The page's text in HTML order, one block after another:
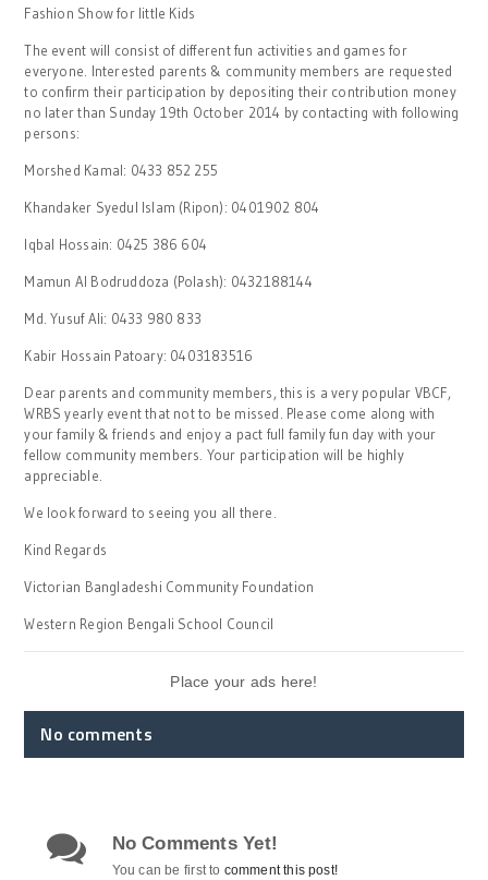
Fashion Show for little Kids
The event will consist of different fun activities and games for
everyone. Interested parents & community members are requested
to confirm their participation by depositing their contribution money
no later than Sunday 19th October 2014 by contacting with following
persons:
Morshed Kamal: 0433 852 255
Khandaker Syedul Islam (Ripon): 0401902 804
Iqbal Hossain: 0425 386 604
Mamun Al Bodruddoza (Polash): 0432188144
Md. Yusuf Ali: 0433 980 833
Kabir Hossain Patoary: 0403183516
Dear parents and community members, this is a very popular VBCF,
WRBS yearly event that not to be missed. Please come along with
your family & friends and enjoy a pact full family fun day with your
fellow community members. Your participation will be highly
appreciable.
We look forward to seeing you all there.
Kind Regards
Victorian Bangladeshi Community Foundation
Western Region Bengali School Council
Place your ads here!
No comments
No Comments Yet!
You can be first to comment this post!